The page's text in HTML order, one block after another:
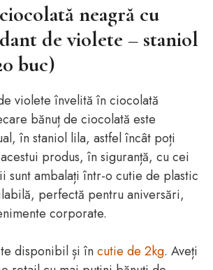
neagră cu
de violete – staniol
buc)
violete învelită în ciocolată
bănuț de ciocolată este
în staniol lila, astfel încât poți
produs, în siguranță, cu cei
sunt ambalați într-o cutie de plastic
perfectă pentru aniversări,
corporate.
disponibil și încutie de 2kg. Aveți